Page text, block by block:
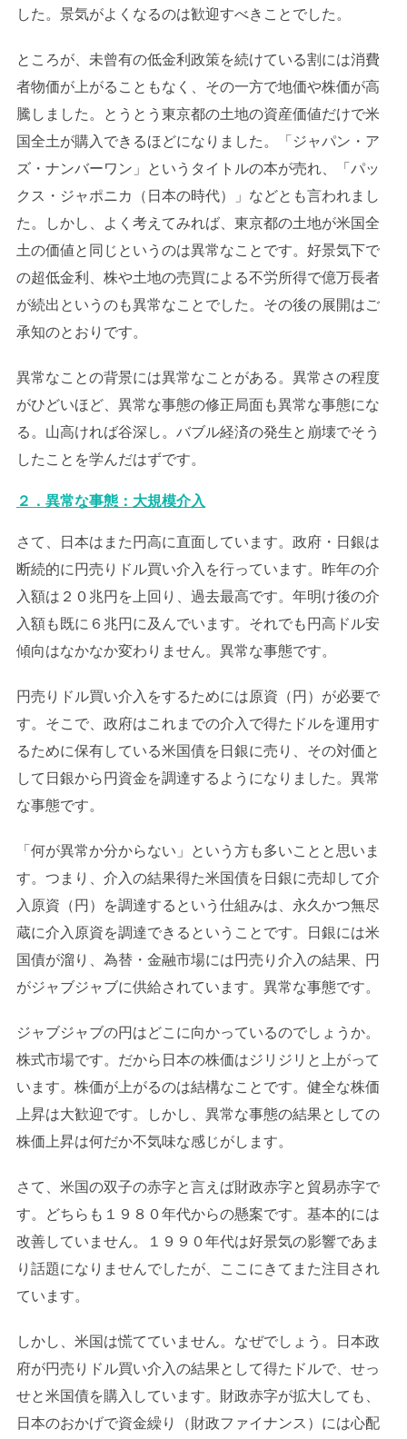
した。景気がよくなるのは歓迎すべきことでした。
ところが、未曾有の低金利政策を続けている割には消費
者物価が上がることもなく、その一方で地価や株価が高
騰しました。とうとう東京都の土地の資産価値だけで米
国全土が購入できるほどになりました。「ジャパン・ア
ズ・ナンバーワン」というタイトルの本が売れ、「パッ
クス・ジャポニカ（日本の時代）」などとも言われまし
た。しかし、よく考えてみれば、東京都の土地が米国全
土の価値と同じというのは異常なことです。好景気下で
の超低金利、株や土地の売買による不労所得で億万長者
が続出というのも異常なことでした。その後の展開はご
承知のとおりです。
異常なことの背景には異常なことがある。異常さの程度
がひどいほど、異常な事態の修正局面も異常な事態にな
る。山高ければ谷深し。バブル経済の発生と崩壊でそう
したことを学んだはずです。
２．異常な事態：大規模介入
さて、日本はまた円高に直面しています。政府・日銀は
断続的に円売りドル買い介入を行っています。昨年の介
入額は２０兆円を上回り、過去最高です。年明け後の介
入額も既に６兆円に及んでいます。それでも円高ドル安
傾向はなかなか変わりません。異常な事態です。
円売りドル買い介入をするためには原資（円）が必要で
す。そこで、政府はこれまでの介入で得たドルを運用す
るために保有している米国債を日銀に売り、その対価と
して日銀から円資金を調達するようになりました。異常
な事態です。
「何が異常か分からない」という方も多いことと思いま
す。つまり、介入の結果得た米国債を日銀に売却して介
入原資（円）を調達するという仕組みは、永久かつ無尽
蔵に介入原資を調達できるということです。日銀には米
国債が溜り、為替・金融市場には円売り介入の結果、円
がジャブジャブに供給されています。異常な事態です。
ジャブジャブの円はどこに向かっているのでしょうか。
株式市場です。だから日本の株価はジリジリと上がって
います。株価が上がるのは結構なことです。健全な株価
上昇は大歓迎です。しかし、異常な事態の結果としての
株価上昇は何だか不気味な感じがします。
さて、米国の双子の赤字と言えば財政赤字と貿易赤字で
す。どちらも１９８０年代からの懸案です。基本的には
改善していません。１９９０年代は好景気の影響であま
り話題になりませんでしたが、ここにきてまた注目され
ています。
しかし、米国は慌てていません。なぜでしょう。日本政
府が円売りドル買い介入の結果として得たドルで、せっ
せと米国債を購入しています。財政赤字が拡大しても、
日本のおかげで資金繰り（財政ファイナンス）には心配